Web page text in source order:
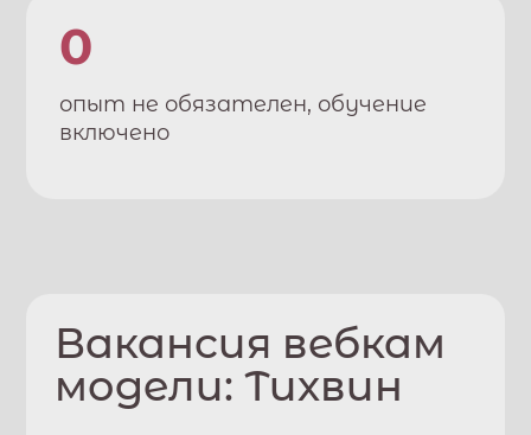
0
опыт не обязателен, обучение
включено
Вакансия вебкам
модели:Тихвин